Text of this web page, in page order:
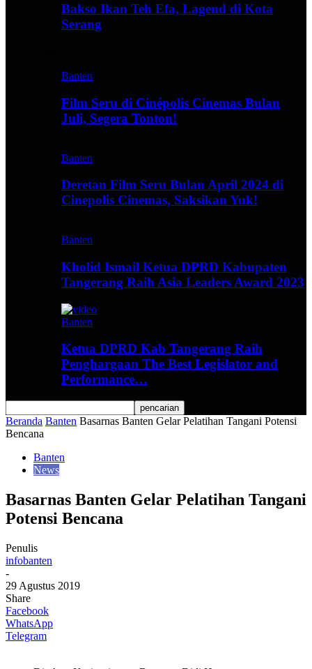
Bakso Ikan Teh Efa, Lagend di Kota
Serang
Banten
Film Seru di Cinépolis Cinemas Bulan
Juli, Segera Tonton!
Banten
Deretan Film Seru Bulan April 2024 di
Cinepolis Cinemas, Saksikan Yuk!
Banten
Kholid Ismail Ketua DPRD Kabupaten
Tangerang Raih Asia Leaders Award 2023
Banten
Ketua DPRD Kab Tangerang Raih
Penghargaan The Best Legislator and
Performance…
Beranda Banten Basarnas Banten Gelar Pelatihan Tangani Potensi
Bencana
Banten
News
Basarnas Banten Gelar Pelatihan Tangani
Potensi Bencana
Penulis
infobanten
-
29 Agustus 2019
Share
Facebook
WhatsApp
Telegram